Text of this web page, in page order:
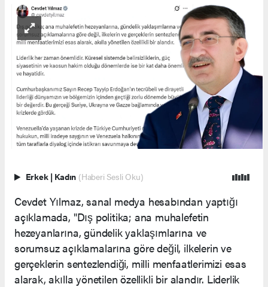
Erkek | Kadın (Haberi Sesli Oku)
Cevdet Yılmaz, sanal medya hesabından yaptığı
açıklamada, "Dış politika; ana muhalefetin
hezeyanlarına, gündelik yaklaşımlarına ve
sorumsuz açıklamalarına göre değil, ilkelerin ve
gerçeklerin sentezlendiği, milli menfaatlerimizi esas
alarak, akılla yönetilen özellikli bir alandır. Liderlik